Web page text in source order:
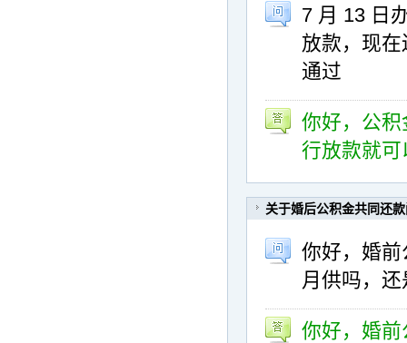
7 月 13 日
放款，现
通过
你好，公
行放款就可
关于婚后公积金共同还
你好，婚
月供吗，
你好，婚